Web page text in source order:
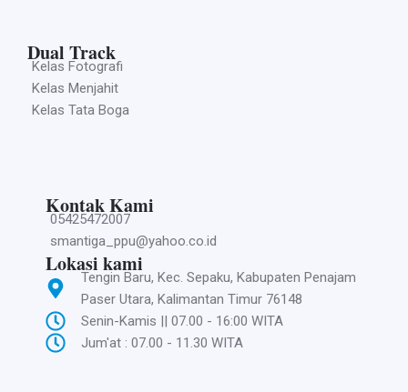
Dual Track
Kelas Fotografi
Kelas Menjahit
Kelas Tata Boga
Kontak Kami
05425472007
smantiga_ppu@yahoo.co.id
Lokasi kami
Tengin Baru, Kec. Sepaku, Kabupaten Penajam
Paser Utara, Kalimantan Timur 76148
Senin-Kamis || 07.00 - 16:00 WITA
Jum'at : 07.00 - 11.30 WITA